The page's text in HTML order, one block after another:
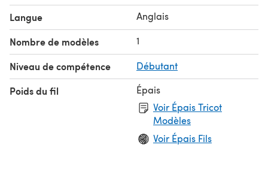
Langue Anglais
Nombre de modèles 1
Niveau de compétence Débutant
Poids du fil
Épais
Voir Épais Tricot
Modèles
Voir Épais Fils